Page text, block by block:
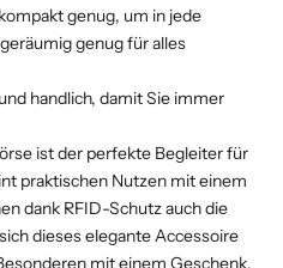
genug, um in jede
genug für alles
handlich, damit Sie immer
ist der perfekte Begleiter für
praktischen Nutzen mit einem
dank RFID-Schutz auch die
dieses elegante Accessoire
mit einem Geschenk,